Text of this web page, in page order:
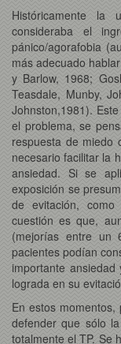
Históricamente
consideraba el
pánico/agorafobia
más adecuado
y Barlow, 1968;
Teasdale, Munby,
Johnston,1981).
el problema, se
respuesta de miedo
necesario facilitar la
ansiedad. Si se
exposición se
de evitación,
cuestión es que,
(mejorías entre un
pacientes podían
importante
lograda en su
En estos
defender que sólo
totalmente el TP. Se